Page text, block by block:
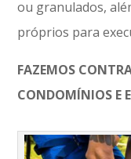
ou granulados,
próprios para
FAZEMOS
CONDOMÍNIOS E